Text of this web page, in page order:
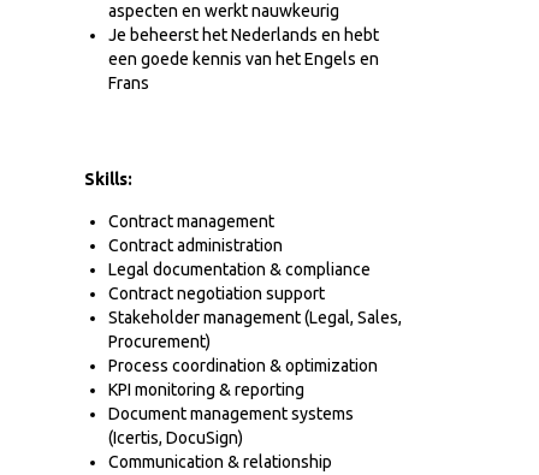
aspecten en werkt nauwkeurig
Je beheerst het Nederlands en hebt
een goede kennis van het Engels en
Frans
Skills:
Contract management
Contract administration
Legal documentation & compliance
Contract negotiation support
Stakeholder management (Legal, Sales,
Procurement)
Process coordination & optimization
KPI monitoring & reporting
Document management systems
(Icertis, DocuSign)
Communication & relationship